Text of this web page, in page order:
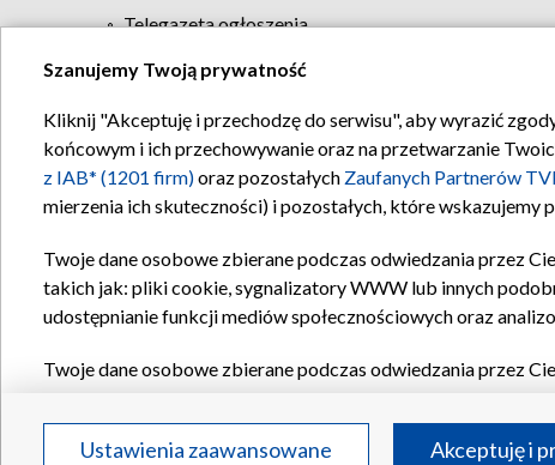
Telegazeta ogłoszenia
Regulamin TVP
Szanujemy Twoją prywatność
Kliknij "Akceptuję i przechodzę do serwisu", aby wyrazić
końcowym i ich przechowywanie oraz na przetwarzanie
z IAB* (1201 firm)oraz pozostałych Zaufanych Partnerów
mierzenia ich skuteczności) i pozostałych, które
Twoje dane osobowe zbierane podczas odwiedzania przez
takich jak: pliki cookie, sygnalizatory WWW lub innych
udostępnianie funkcji mediów społecznościowych oraz
Twoje dane osobowe zbierane podczas odwiedzania przez
Partnerów TVPdla realizacji następujących celów i funkcji:
reklam, tworzenia profilu spersonalizowanych reklam,
Ustawienia zaawansowane Akceptuję i